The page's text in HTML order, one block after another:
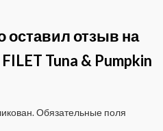
оставил отзыв на
Tuna & Pumpkin
Обязательные поля